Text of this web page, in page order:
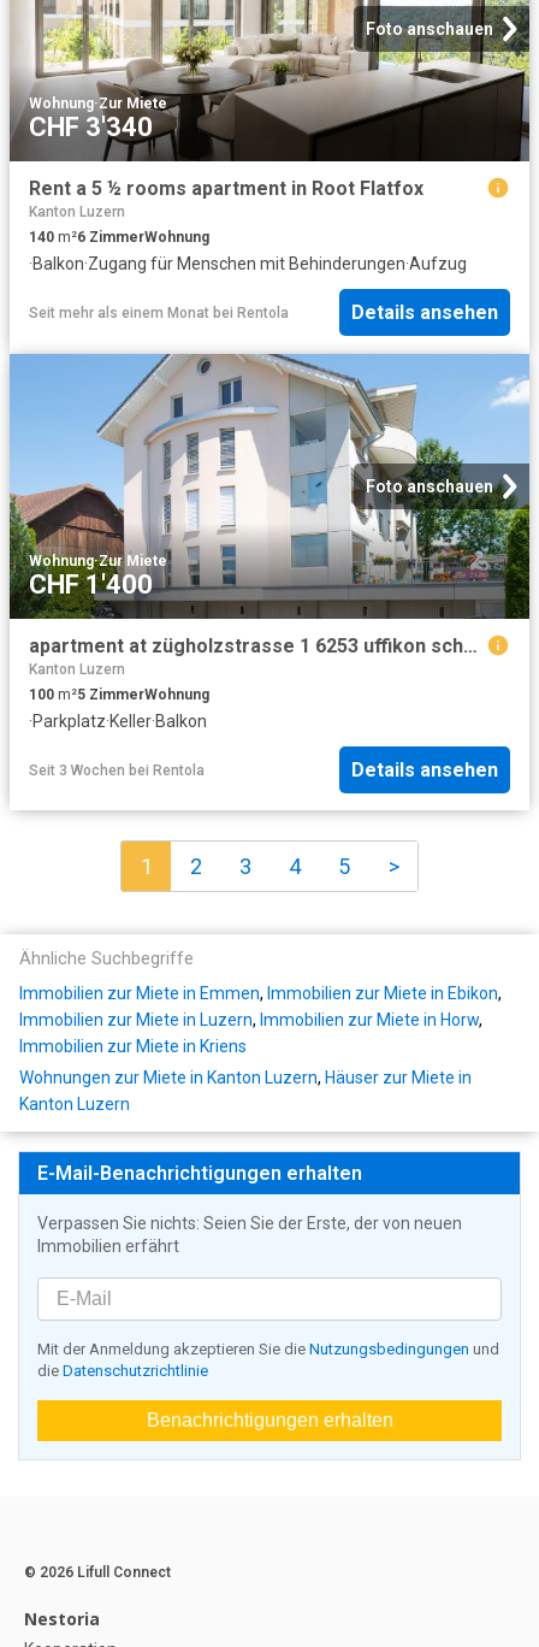
Foto anschauen
Wohnung·Zur Miete
CHF 3'340
Rent a 5 ½ rooms apartment in Root Flatfox
Kanton Luzern
140 m²6 ZimmerWohnung
·Balkon·Zugang für Menschen mit Behinderungen·Aufzug
Seit mehr als einem Monat bei Rentola Details ansehen
Foto anschauen
Wohnung·Zur Miete
CHF 1'400
apartment at zügholzstrasse 1 6253 uffikon schweiz
Kanton Luzern
100 m²5 ZimmerWohnung
·Parkplatz·Keller·Balkon
Seit 3 Wochen bei Rentola Details ansehen
1 2 3 4 5 >
Ähnliche Suchbegriffe
Immobilien zur Miete in Emmen, Immobilien zur Miete in Ebikon,
Immobilien zur Miete in Luzern, Immobilien zur Miete in Horw,
Immobilien zur Miete in Kriens
Wohnungen zur Miete in Kanton Luzern, Häuser zur Miete in
Kanton Luzern
E-Mail-Benachrichtigungen erhalten
Verpassen Sie nichts: Seien Sie der Erste, der von neuen
Immobilien erfährt
Mit der Anmeldung akzeptieren Sie die Nutzungsbedingungen und
die Datenschutzrichtlinie
Benachrichtigungen erhalten
© 2026 Lifull Connect
Nestoria